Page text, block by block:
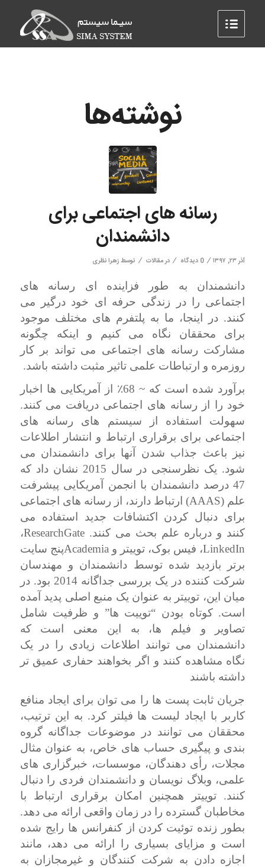
نوشته‌ها
رسانه های اجتماعی برای
دانشمندان
آذر ۲۳, ۱۳۹۷ / 0 دیدگاه / درمقالات / توسطزهرا نظری
دانشمندان به طور فزاینده ای رسانه های
اجتماعی را در زندگی حرفه ای خود درگیر می
کنند. در اینجا، ما به پلتفرم های مختلف موجود
برای محققان نگاه می کنیم و اینکه چگونه
مشارکت رسانه های اجتماعی می تواند بر کار
روزمره و ارتباطات علمی تاثیر مثبت داشته باشد.
برآورد شده است که ~ 68
٪ از آمریکایی ها اخبار
خود را از رسانه های اجتماعی دریافت می کنند.
سهولت استفاده از سیستم های رسانه های
اجتماعی برای برقراری ارتباط و انتشار اطلاعات
نیز باعث جذاب شدن آنها برای دانشمندان می
شود. یک نظرسنجی در سال 2015 نشان داد که
47 درصد دانشمندان با انجمن آمریکایی پیشرفت
علم (AAAS) ارتباط دارند، از رسانه های اجتماعی
برای دنبال کردن اکتشافات جدید استفاده می
کنند و درباره علم بحث می کنند.ResearchGate،
LinkedIn، فیس بوک، توییتر وAcademiaپنج سایت
برتر بازدید شده توسط دانشمندان و مهندسان
شرکت کننده در یک بررسی جداگانه 2014 بود. در
میان این، توییتر به عنوان یک منبع اصلی پدید آمده
است. کوتاه بودن “توییت ها” و ظرفیت شامل
تصاویر و فیلم ها، به این معنی است که
دانشمندان می توانند اطلاعات زیادی را در یک
نگاه مشاهده کنند و اگر بخواهند حفاری عمیق تر
داشته باشند
جریان ثابت پست ها را می توان برای ایجاد منافع
کاربر با ایجاد لیست ها فیلتر کرد. به این ترتیب،
محققان می توانند در موضوعات جداگانه گروه
بندی و پیگیری حساب های خاص، به عنوان مثال
مجلات، رأی دهندگان، موسسات، خبرگزاری های
علمی، وبلاگ نویسان و دانشمندان فردی را دنبال
کنند. توییتر همچنین امکان برقراری ارتباط با
مخاطبان گسترده را در زمان واقعی ارائه می دهد.
بطور زنده توئیت کردن
از کنفرانس ها رایج شده
است و مزایای بسیاری را ارائه می دهد، مانند
اجازه دادن به شرکت کنندگان و غیرمجازان به